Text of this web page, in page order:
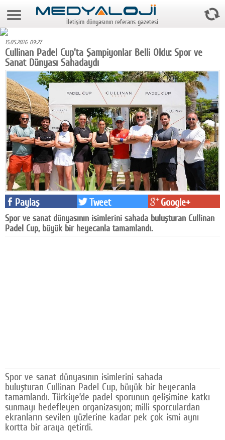
8 Ağustos 2026 14:33:45
Foto Galeri
Video Galeri
Gazeteler
Medya
Reyting-tiraj
Teknoloji
Televizyon
Dünya
Pr
Facebook
Künye
SOSYAL MEDYA
Facebook
İletişim dünyasının referans gazetesi
15.05.2026 09:27
Cullinan Padel Cup'ta Şampiyonlar Belli Oldu: Spor ve
Sanat Dünyası Sahadaydı
Paylaş Tweet Google+
Spor ve sanat dünyasının isimlerini sahada buluşturan Cullinan
Padel Cup, büyük bir heyecanla tamamlandı.
Spor ve sanat dünyasının isimlerini sahada
buluşturan Cullinan Padel Cup, büyük bir heyecanla
tamamlandı. Türkiye’de padel sporunun gelişimine katkı
sunmayı hedefleyen organizasyon; milli sporculardan
ekranların sevilen yüzlerine kadar pek çok ismi aynı
kortta bir araya getirdi.